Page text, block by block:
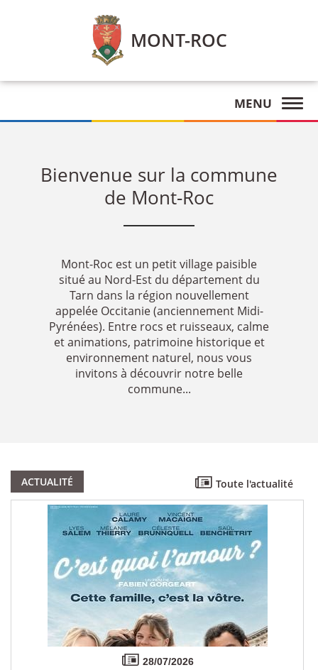
MONT-ROC
MENU
Bienvenue sur la commune
de Mont-Roc
Mont-Roc est un petit village paisible
situé au Nord-Est du département du
Tarn dans la région nouvellement
appelée Occitanie (anciennement Midi-
Pyrénées). Entre rocs et ruisseaux, calme
et animations, patrimoine historique et
environnement naturel, nous vous
invitons à découvrir notre belle
commune...
ACTUALITÉ Toute l'actualité
28/07/2026